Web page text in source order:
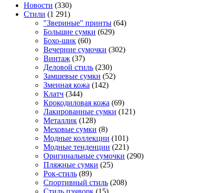
Новости (330)
Стили (1 291)
"Звериные" принты (64)
Большие сумки (629)
Бохо-шик (60)
Вечерние сумочки (302)
Винтаж (37)
Деловой стиль (230)
Замшевые сумки (52)
Змеиная кожа (142)
Клатч (344)
Крокодиловая кожа (69)
Лакированные сумки (121)
Металлик (128)
Меховые сумки (8)
Модные коллекции (101)
Модные тенденции (221)
Оригинальные сумочки (290)
Пляжные сумки (25)
Рок-стиль (89)
Спортивный стиль (208)
Стиль пэчворк (15)